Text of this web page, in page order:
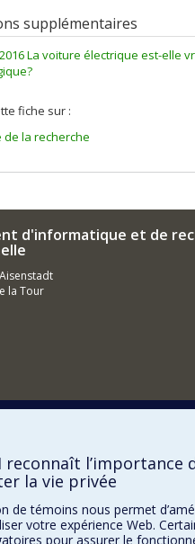
supplémentaires
La voiture électrique est-elle
fiche sur :
de la recherche
d'informatique et de
la Tour
le Département?
reconnaît l’importance
la vie privée
de témoins nous permet
votre expérience Web.
pour assurer le